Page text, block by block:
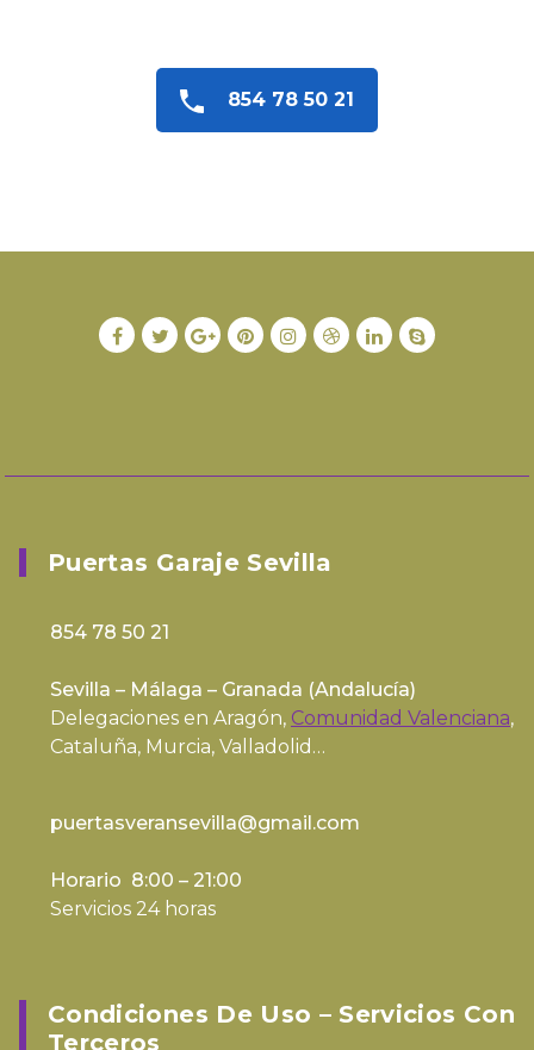
854 78 50 21
Puertas Garaje Sevilla
854 78 50 21
Sevilla – Málaga – Granada (Andalucía)
Delegaciones en Aragón, Comunidad Valenciana,
Cataluña, Murcia, Valladolid…
puertasveransevilla@gmail.com
Horario 8:00 – 21:00
Servicios 24 horas
Condiciones De Uso – Servicios Con
Terceros